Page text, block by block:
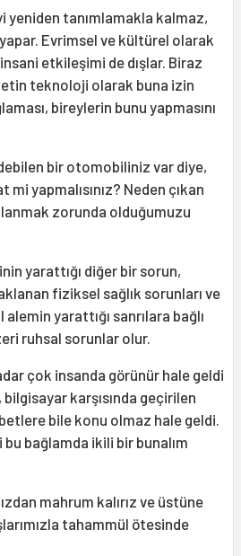
yeniden tanımlamakla kalmaz,
Evrimsel ve kültürel olarak
etkileşimi de dışlar. Biraz
teknoloji olarak buna izin
bireylerin bunu yapmasını
bir otomobiliniz var diye,
mi yapmalısınız? Neden çıkan
zorunda olduğumuzu
yarattığı diğer bir sorun,
fiziksel sağlık sorunları ve
yarattığı sanrılara bağlı
ruhsal sorunlar olur.
çok insanda görünür hale geldi
karşısında geçirilen
bile konu olmaz hale geldi.
bağlamda ikili bir bunalım
mahrum kalırız ve üstüne
tahammül ötesinde